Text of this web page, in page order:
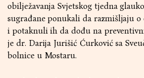
obilježavanja Svjetskog tjedna
sugrađane ponukali da razmišljaju
i potaknuli ih da dođu na
je dr. Darija Jurišić Ćurković sa
bolnice u Mostaru.